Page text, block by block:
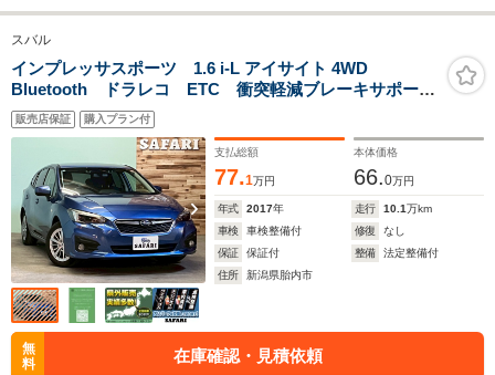
スバル
インプレッサスポーツ 1.6 i-L アイサイト 4WD
Bluetooth ドラレコ ETC 衝突軽減ブレーキサポー
ト 横滑り防止 アイドリングストップ 純正アルミ
販売店保証 購入プラン付
支払総額
77.1万円
本体価格
66.0万円
年式 2017年 走行 10.1万km
車検
車検整備付 修復
なし
保証
保証付 整備
法定整備付
住所
新潟県胎内市
無
料
在庫確認・見積依頼